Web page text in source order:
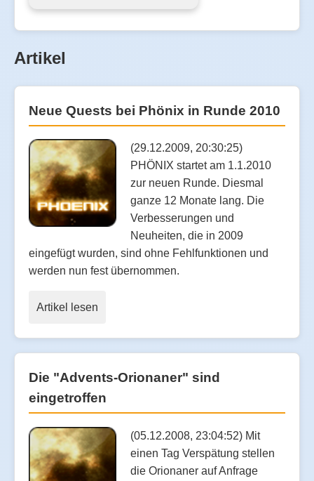
Artikel
Neue Quests bei Phönix in Runde 2010
(29.12.2009, 20:30:25)
PHÖNIX startet am 1.1.2010
zur neuen Runde. Diesmal
ganze 12 Monate lang. Die
Verbesserungen und
Neuheiten, die in 2009
eingefügt wurden, sind ohne Fehlfunktionen und
werden nun fest übernommen.
Artikel lesen
Die "Advents-Orionaner" sind
eingetroffen
(05.12.2008, 23:04:52) Mit
einen Tag Verspätung stellen
die Orionaner auf Anfrage